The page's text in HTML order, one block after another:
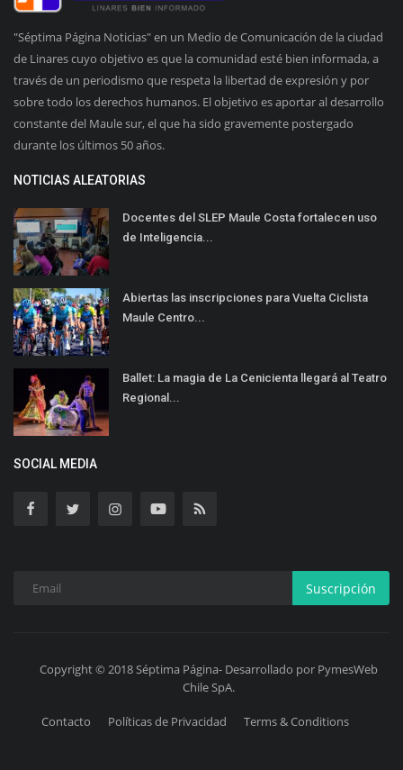
"Séptima Página Noticias" en un Medio de Comunicación de la ciudad
de Linares cuyo objetivo es que la comunidad esté bien informada, a
través de un periodismo que respeta la libertad de expresión y por
sobre todo los derechos humanos. El objetivo es aportar al desarrollo
constante del Maule sur, el que ha sido gravemente postergado
durante los últimos 50 años.
NOTICIAS ALEATORIAS
Docentes del SLEP Maule Costa fortalecen uso
de Inteligencia...
Abiertas las inscripciones para Vuelta Ciclista
Maule Centro...
Ballet: La magia de La Cenicienta llegará al Teatro
Regional...
SOCIAL MEDIA
Suscripción
Copyright © 2018 Séptima Página- Desarrollado por PymesWeb
Chile SpA.
Contacto Políticas de Privacidad Terms & Conditions